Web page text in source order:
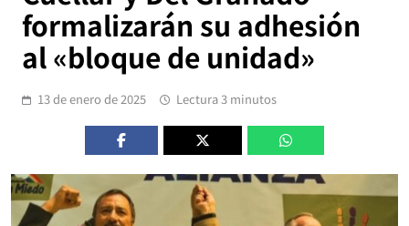
formalizarán su adhesión
al «bloque de unidad»
13 de enero de 2025 Lectura 3 minutos